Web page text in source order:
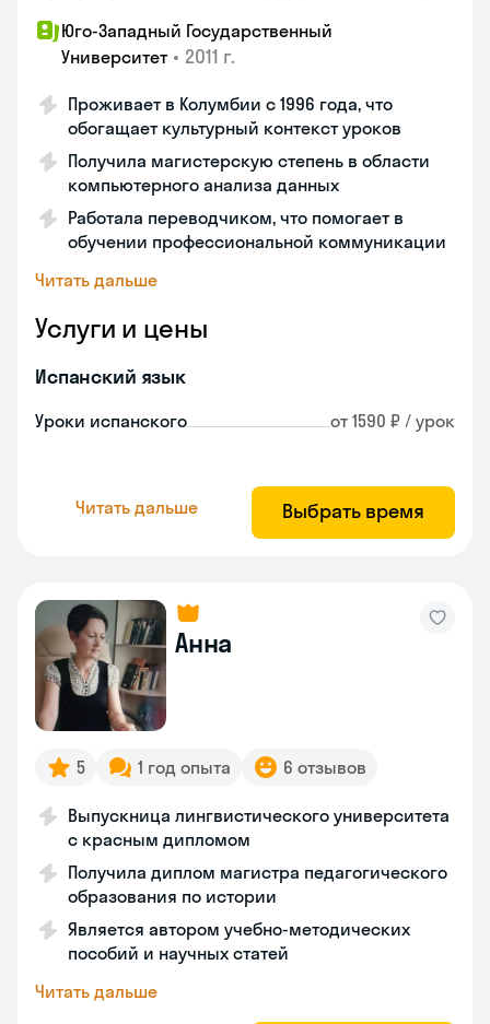
Юго-Западный Государственный
Университет • 2011 г.
Проживает в Колумбии с 1996 года, что
обогащает культурный контекст уроков
Получила магистерскую степень в области
компьютерного анализа данных
Работала переводчиком, что помогает в
обучении профессиональной коммуникации
Читать дальше
Услуги и цены
Испанский язык
Уроки испанского от 1590 ₽ / урок
Читать дальше Выбрать время
Анна
5 1 год опыта 6 отзывов
Выпускница лингвистического университета
с красным дипломом
Получила диплом магистра педагогического
образования по истории
Является автором учебно-методических
пособий и научных статей
Читать дальше